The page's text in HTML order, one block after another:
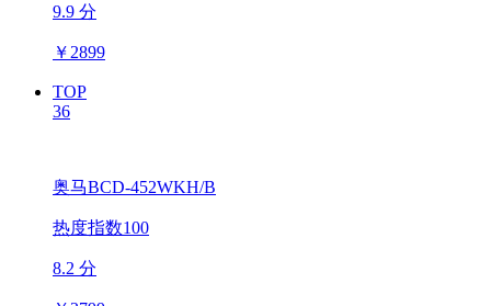
9.9 分
￥ 2899
TOP
36
奥马BCD-452WKH/B
热度指数100
8.2 分